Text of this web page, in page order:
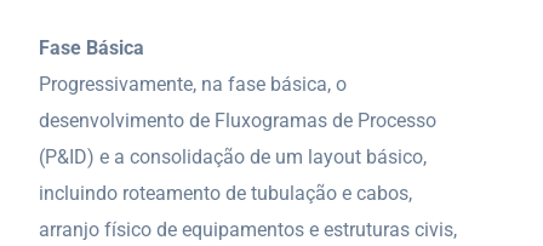
Fase Básica
Progressivamente, na fase básica, o
desenvolvimento de Fluxogramas de Processo
(P&ID) e a consolidação de um layout básico,
incluindo roteamento de tubulação e cabos,
arranjo físico de equipamentos e estruturas civis,